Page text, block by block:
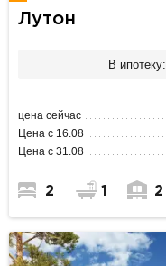
Лутон
В ипотеку:
цена сейчас
Цена с 16.08
Цена с 31.08
2 1 2